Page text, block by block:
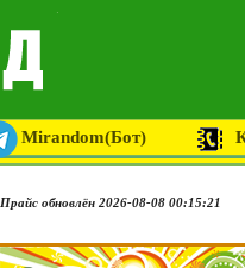
Mirandom(Бот)
Прайс обновлён 2026-08-08 00:15:21